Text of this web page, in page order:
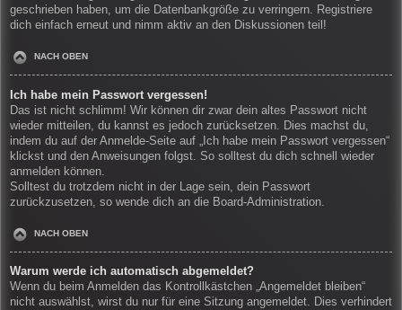
geschrieben haben, um die Datenbankgröße zu verringern. Registriere
dich einfach erneut und nimm aktiv an den Diskussionen teil!
NACH OBEN
Ich habe mein Passwort vergessen!
Das ist nicht schlimm! Wir können dir zwar dein altes Passwort nicht
wieder mitteilen, du kannst es jedoch zurücksetzen. Dies machst du,
indem du auf der Anmelde-Seite auf „Ich habe mein Passwort vergessen“
klickst und den Anweisungen folgst. So solltest du dich schnell wieder
anmelden können.
Solltest du trotzdem nicht in der Lage sein, dein Passwort
zurückzusetzen, so wende dich an die Board-Administration.
NACH OBEN
Warum werde ich automatisch abgemeldet?
Wenn du beim Anmelden das Kontrollkästchen „Angemeldet bleiben“
nicht auswählst, wirst du nur für eine Sitzung angemeldet. Dies verhindert